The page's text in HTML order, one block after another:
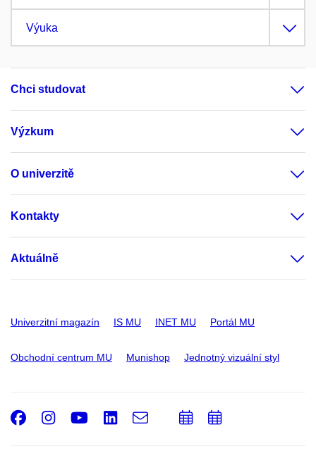
Výuka
Chci studovat
Výzkum
O univerzitě
Kontakty
Aktuálně
Univerzitní magazín IS MU INET MU Portál MU
Obchodní centrum MU Munishop Jednotný vizuální styl
Facebook
Instagram
Youtube
LinkedIn
e-
PřidatPřidat